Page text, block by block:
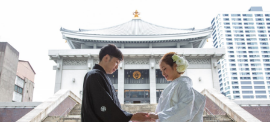
和婚コラム
先輩カップル実例